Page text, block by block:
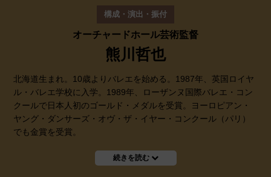
構成・演出・振付
オーチャードホール芸術監督
熊川哲也
北海道生まれ。10歳よりバレエを始める。1987年、英国ロイヤ
ル・バレエ学校に入学。1989年、ローザンヌ国際バレエ・コン
クールで日本人初のゴールド・メダルを受賞。ヨーロピアン・
ヤング・ダンサーズ・オヴ・ザ・イヤー・コンクール（パリ）
でも金賞を受賞。
続きを読む